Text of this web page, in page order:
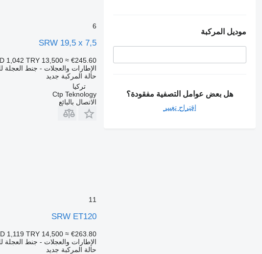
موديل المركبة
هل بعض عوامل التصفية مفقودة؟
اقتراح تغيير
6
SRW 19,5 x 7,5
1,042 TRY 13,500 ≈ €245.60
الإطارات والعجلات - جنط العجلة
حالة المركبة جديد
تركيا
Ctp Teknology
الاتصال بالبائع
11
SRW ET120
1,119 TRY 14,500 ≈ €263.80
الإطارات والعجلات - جنط العجلة
حالة المركبة جديد